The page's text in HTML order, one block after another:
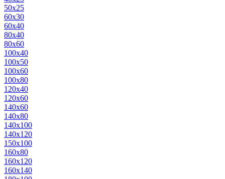
50х25
60х30
60х40
80х40
80х60
100х40
100х50
100х60
100х80
120х40
120х60
140х60
140х80
140х100
140х120
150х100
160х80
160х120
160х140